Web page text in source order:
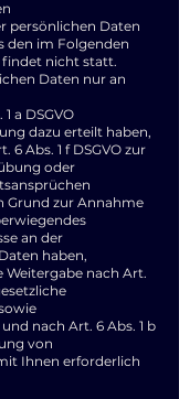
persönlichen Daten
den im Folgenden
nicht statt.
Daten nur an
a DSGVO
dazu erteilt haben,
6 Abs. 1 f DSGVO zur
oder
Grund zur Annahme
an der
haben,
Weitergabe nach Art.
nach Art. 6 Abs. 1 b
von
Ihnen erforderlich